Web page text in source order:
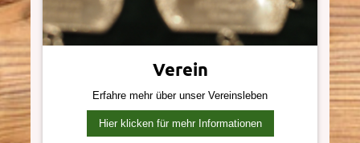
Verein
Erfahre mehr über unser Vereinsleben
Hier klicken für mehr Informationen